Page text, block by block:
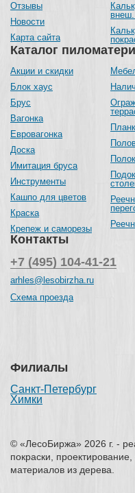
Каталог
Акции и скидки
Блок хаус
Брус
Вагонка
Евровагонка
Доска
Имитация бруса
Инструменты
Кашпо для цветов
Краска
Крепеж и саморезы
Полок
Отзывы
Новости
Карта сайта
Контакты
+7 (495) 104-41-21
arhles@lesobirzha.ru
Схема проезда
Филиалы
Санкт-Петербург
Химки
© «ЛесоБиржа» 2026 г. -
покраски,
материалов из дерева.